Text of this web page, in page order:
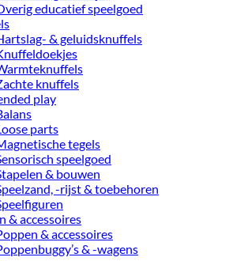
educatief speelgoed
& geluidsknuffels
knuffels
play
parts
tegels
speelgoed
& bouwen
-rijst & toebehoren
& accessoires
& accessoires
& -wagens